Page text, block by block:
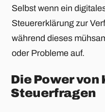
Selbst wenn ein
Steuererklärung zur
während dieses
oder Probleme auf.
Die Power von
Steuerfragen